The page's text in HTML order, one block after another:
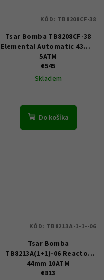
Tsar Bomba TB8208CF-38
Elemental Automatic 43mm
5ATM
€545
Skladem
Do košíka
KÓD: TB8208CF-38
Tsar Bomba
TB8213A(1+1)-06 Reactor
44mm 10ATM
€813
KÓD: TB8213A-1-1--06